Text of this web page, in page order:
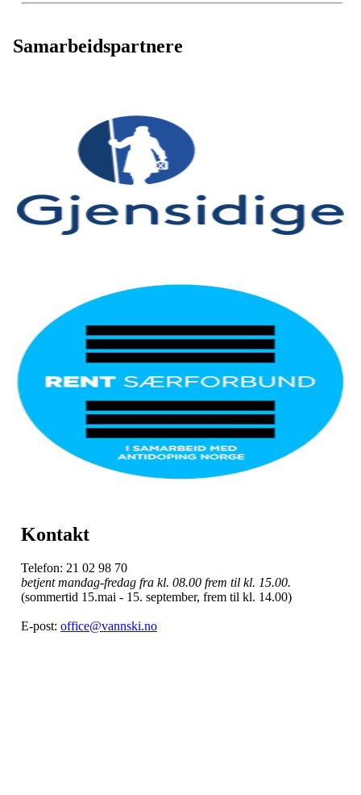
Samarbeidspartnere
Kontakt
Telefon: 21 02 98 70
betjent mandag-fredag fra kl. 08.00 frem til kl. 15.00.
(sommertid 15.mai - 15. september, frem til kl. 14.00)
E-post: office@vannski.no